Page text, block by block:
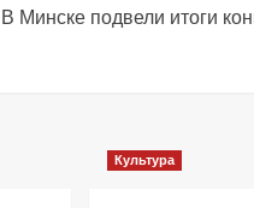
В Минске подвели итоги
Культура